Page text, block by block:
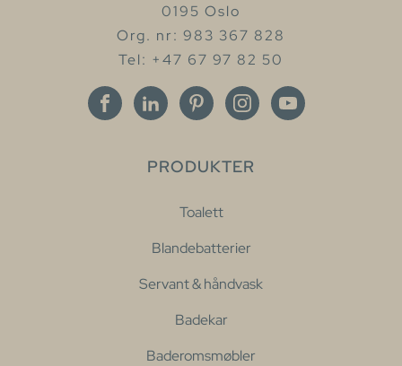
0195 Oslo
Org. nr: 983 367 828
Tel: +47 67 97 82 50
PRODUKTER
Toalett
Blandebatterier
Servant & håndvask
Badekar
Baderomsmøbler